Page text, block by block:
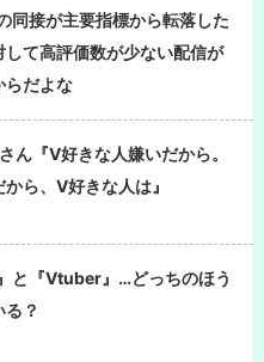
同接が主要指標から転落した
て高評価数が少ない配信が
らだよな
ん『V好きな人嫌いだから。
ら、V好きな人は』
と『Vtuber』…どっちのほう
？